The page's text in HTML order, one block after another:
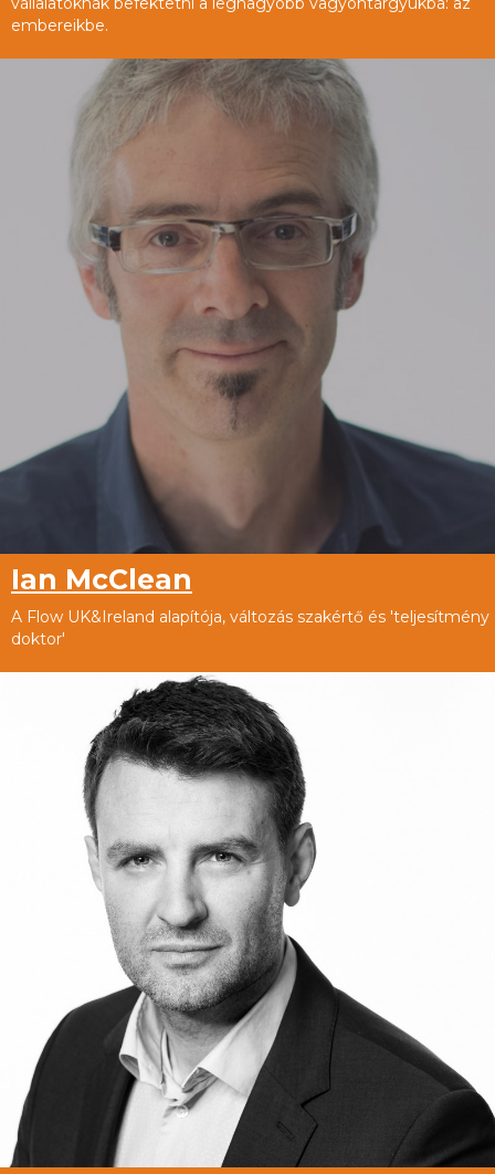
embereikbe.
Ian McClean
A Flow UK&Ireland alapítója, változás szakértő és 'teljesítmény
doktor'